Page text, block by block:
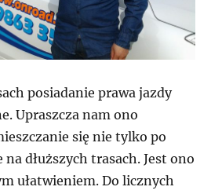
posiadanie prawa jazdy
Upraszcza nam ono
się nie tylko po
dłuższych trasach. Jest ono
ułatwieniem. Do licznych